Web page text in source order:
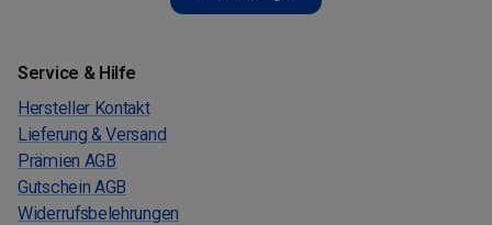
Service & Hilfe
Hersteller Kontakt
Lieferung & Versand
Prämien AGB
Gutschein AGB
Widerrufsbelehrungen